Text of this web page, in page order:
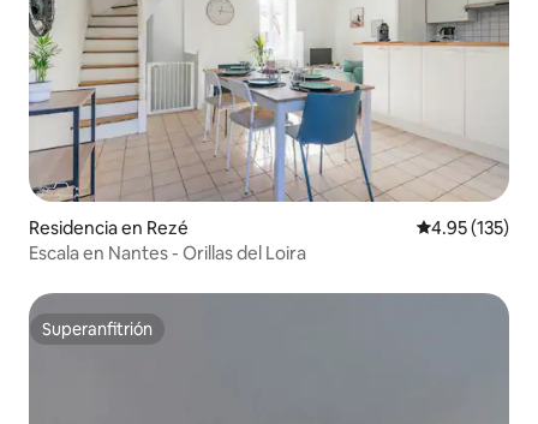
Residencia en Rezé Calificación
4.95 (135)
Escala en Nantes - Orillas del Loira
Superanfitrión
Superanfitrión